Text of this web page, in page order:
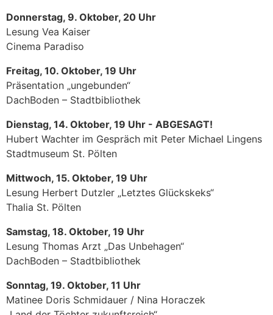
Donnerstag, 9. Oktober, 20 Uhr
Lesung Vea Kaiser
Cinema Paradiso
Freitag, 10. Oktober, 19 Uhr
Präsentation „ungebunden“
DachBoden – Stadtbibliothek
Dienstag, 14. Oktober, 19 Uhr - ABGESAGT!
Hubert Wachter im Gespräch mit Peter Michael Lingens
Stadtmuseum St. Pölten
Mittwoch, 15. Oktober, 19 Uhr
Lesung Herbert Dutzler „Letztes Glückskeks“
Thalia St. Pölten
Samstag, 18. Oktober, 19 Uhr
Lesung Thomas Arzt „Das Unbehagen“
DachBoden – Stadtbibliothek
Sonntag, 19. Oktober, 11 Uhr
Matinee Doris Schmidauer / Nina Horaczek